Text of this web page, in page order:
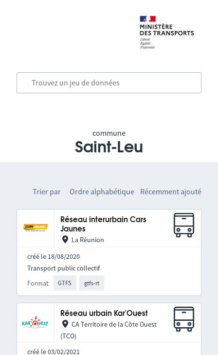
commune
Saint-Leu
Trier par Ordre alphabétique Récemment ajouté
Réseau interurbain Cars
Jaunes
La Réunion
créé le 18/08/2020
Format GTFS gtfs-rt
Transport public collectif
Réseau urbain Kar'Ouest
CA Territoire de la Côte Ouest
(TCO)
créé le 03/02/2021